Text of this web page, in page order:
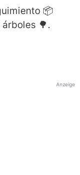
📦
árboles 🌳.
Anzeige